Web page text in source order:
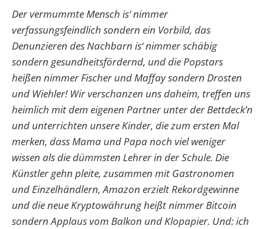
Der vermummte Mensch is‘ nimmer
verfassungsfeindlich sondern ein Vorbild, das
Denunzieren des Nachbarn is‘ nimmer schäbig
sondern gesundheitsfördernd, und die Popstars
heißen nimmer Fischer und Maffay sondern Drosten
und Wiehler! Wir verschanzen uns daheim, treffen uns
heimlich mit dem eigenen Partner unter der Bettdeck’n
und unterrichten unsere Kinder, die zum ersten Mal
merken, dass Mama und Papa noch viel weniger
wissen als die dümmsten Lehrer in der Schule. Die
Künstler gehn pleite, zusammen mit Gastronomen
und Einzelhändlern, Amazon erzielt Rekordgewinne
und die neue Kryptowährung heißt nimmer Bitcoin
sondern Applaus vom Balkon und Klopapier. Und: ich